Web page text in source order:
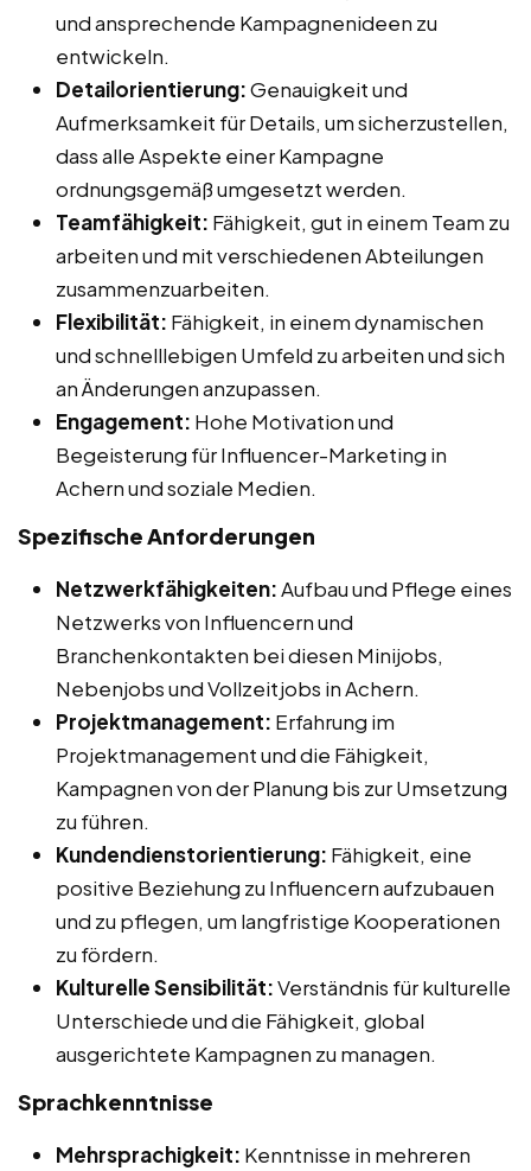
und ansprechende Kampagnenideen zu
entwickeln.
Detailorientierung:Genauigkeit und
Aufmerksamkeit für Details, um sicherzustellen,
dass alle Aspekte einer Kampagne
ordnungsgemäß umgesetzt werden.
Teamfähigkeit: Fähigkeit, gut in einem Team zu
arbeiten und mit verschiedenen Abteilungen
zusammenzuarbeiten.
Flexibilität: Fähigkeit, in einem dynamischen
und schnelllebigen Umfeld zu arbeiten und sich
an Änderungen anzupassen.
Engagement: Hohe Motivation und
Begeisterung für Influencer-Marketing in
Achern und soziale Medien.
Spezifische Anforderungen
Netzwerkfähigkeiten:Aufbau und Pflege eines
Netzwerks von Influencern und
Branchenkontakten bei diesen Minijobs,
Nebenjobs und Vollzeitjobs in Achern.
Projektmanagement: Erfahrung im
Projektmanagement und die Fähigkeit,
Kampagnen von der Planung bis zur Umsetzung
zu führen.
Kundendienstorientierung: Fähigkeit, eine
positive Beziehung zu Influencern aufzubauen
und zu pflegen, um langfristige Kooperationen
zu fördern.
Kulturelle Sensibilität:Verständnis für kulturelle
Unterschiede und die Fähigkeit, global
ausgerichtete Kampagnen zu managen.
Sprachkenntnisse
Mehrsprachigkeit: Kenntnisse in mehreren